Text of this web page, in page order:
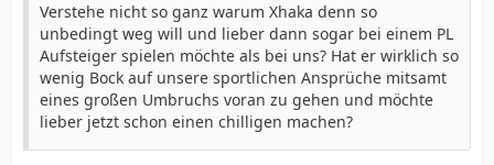
Verstehe nicht so ganz warum Xhaka denn so
unbedingt weg will und lieber dann sogar bei einem PL
Aufsteiger spielen möchte als bei uns? Hat er wirklich so
wenig Bock auf unsere sportlichen Ansprüche mitsamt
eines großen Umbruchs voran zu gehen und möchte
lieber jetzt schon einen chilligen machen?